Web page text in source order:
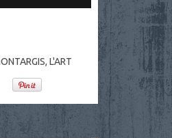
L'ART